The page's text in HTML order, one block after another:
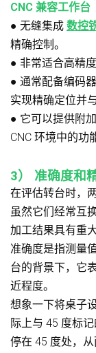
CNC 兼容工作台
● 无缝集成 数控
精确控制。
● 非常适合高精
● 通常配备编码
实现精确定位并
● 它可以提供附
CNC 环境中的功
3） 准确度和
在评估转台时，
虽然它们经常互
加工结果具有重
准确度是指测量
台的背景下，它
近程度。
想象一下将桌子
际上与 45 度标
停在 45 度处，